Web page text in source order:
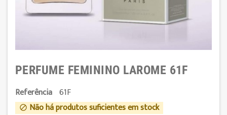
PERFUME FEMININO LAROME 61F
Referência 61F
 Não há produtos suficientes em stock